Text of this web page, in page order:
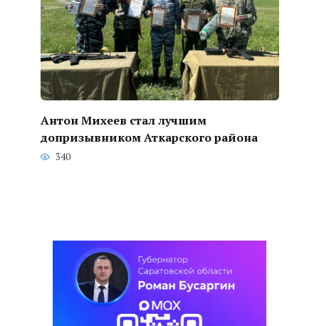
Антон Михеев стал лучшим
допризывником Аткарского района
340